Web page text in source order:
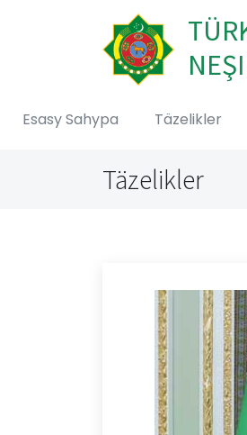
Esasy Sahypa Täzelikler
Täzelikler